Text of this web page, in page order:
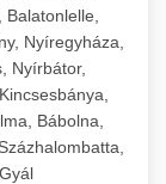
Nyíregyháza,
Nyírbátor,
Bábolna,